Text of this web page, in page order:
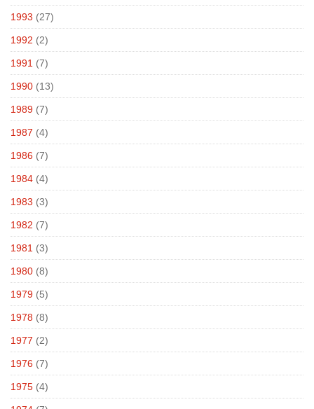
1993 (27)
1992 (2)
1991 (7)
1990 (13)
1989 (7)
1987 (4)
1986 (7)
1984 (4)
1983 (3)
1982 (7)
1981 (3)
1980 (8)
1979 (5)
1978 (8)
1977 (2)
1976 (7)
1975 (4)